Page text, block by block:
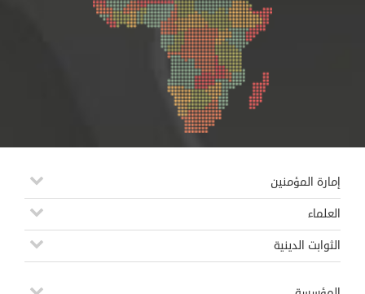
إمارة المؤمنين
العلماء
الثوابت الدينية